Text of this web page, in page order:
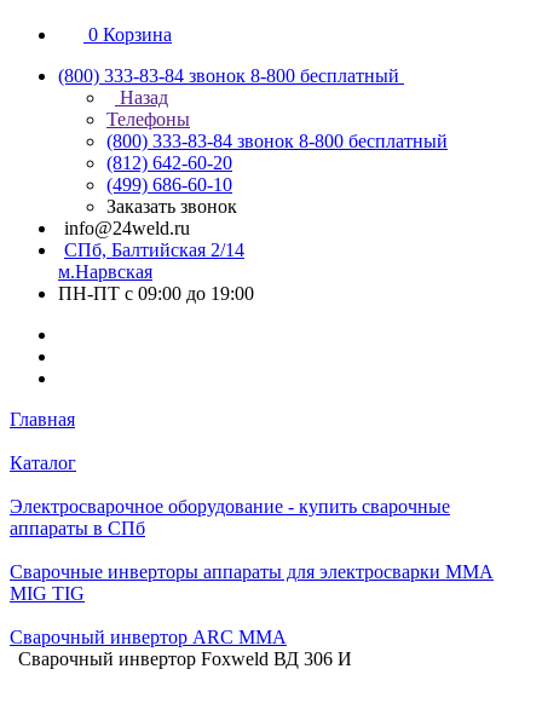
0 Корзина
(800) 333-83-84 звонок 8-800 бесплатный
Назад
Телефоны
(800) 333-83-84 звонок 8-800 бесплатный
(812) 642-60-20
(499) 686-60-10
Заказать звонок
info@24weld.ru
СПб, Балтийская 2/14
м.Нарвская
ПН-ПТ с 09:00 до 19:00
Главная
Каталог
Электросварочное оборудование - купить сварочные
аппараты в СПб
Сварочные инверторы аппараты для электросварки MMA
MIG TIG
Сварочный инвертор ARC MMA
Сварочный инвертор Foxweld ВД 306 И